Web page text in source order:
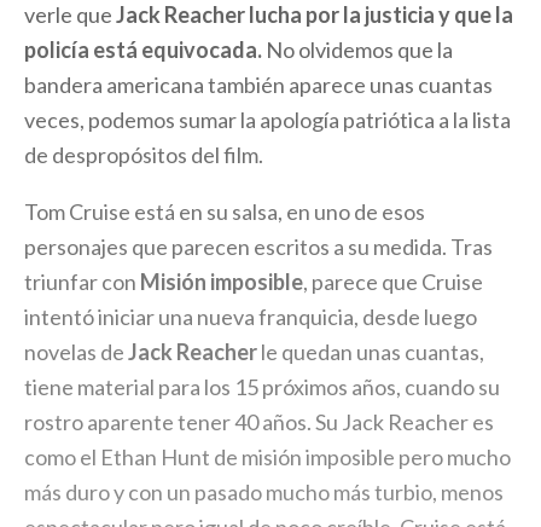
verle queJack Reacher lucha por la justicia y que la
policía está equivocada. No olvidemos que la
bandera americana también aparece unas cuantas
veces, podemos sumar la apología patriótica a la lista
de despropósitos del film.
Tom Cruise está en su salsa, en uno de esos
personajes que parecen escritos a su medida. Tras
triunfar con Misión imposible, parece que Cruise
intentó iniciar una nueva franquicia, desde luego
novelas deJack Reacherle quedan unas cuantas,
tiene material para los 15 próximos años, cuando su
rostro aparente tener 40 años. Su Jack Reacher es
como el Ethan Hunt de misión imposible pero mucho
más duro y con un pasado mucho más turbio, menos